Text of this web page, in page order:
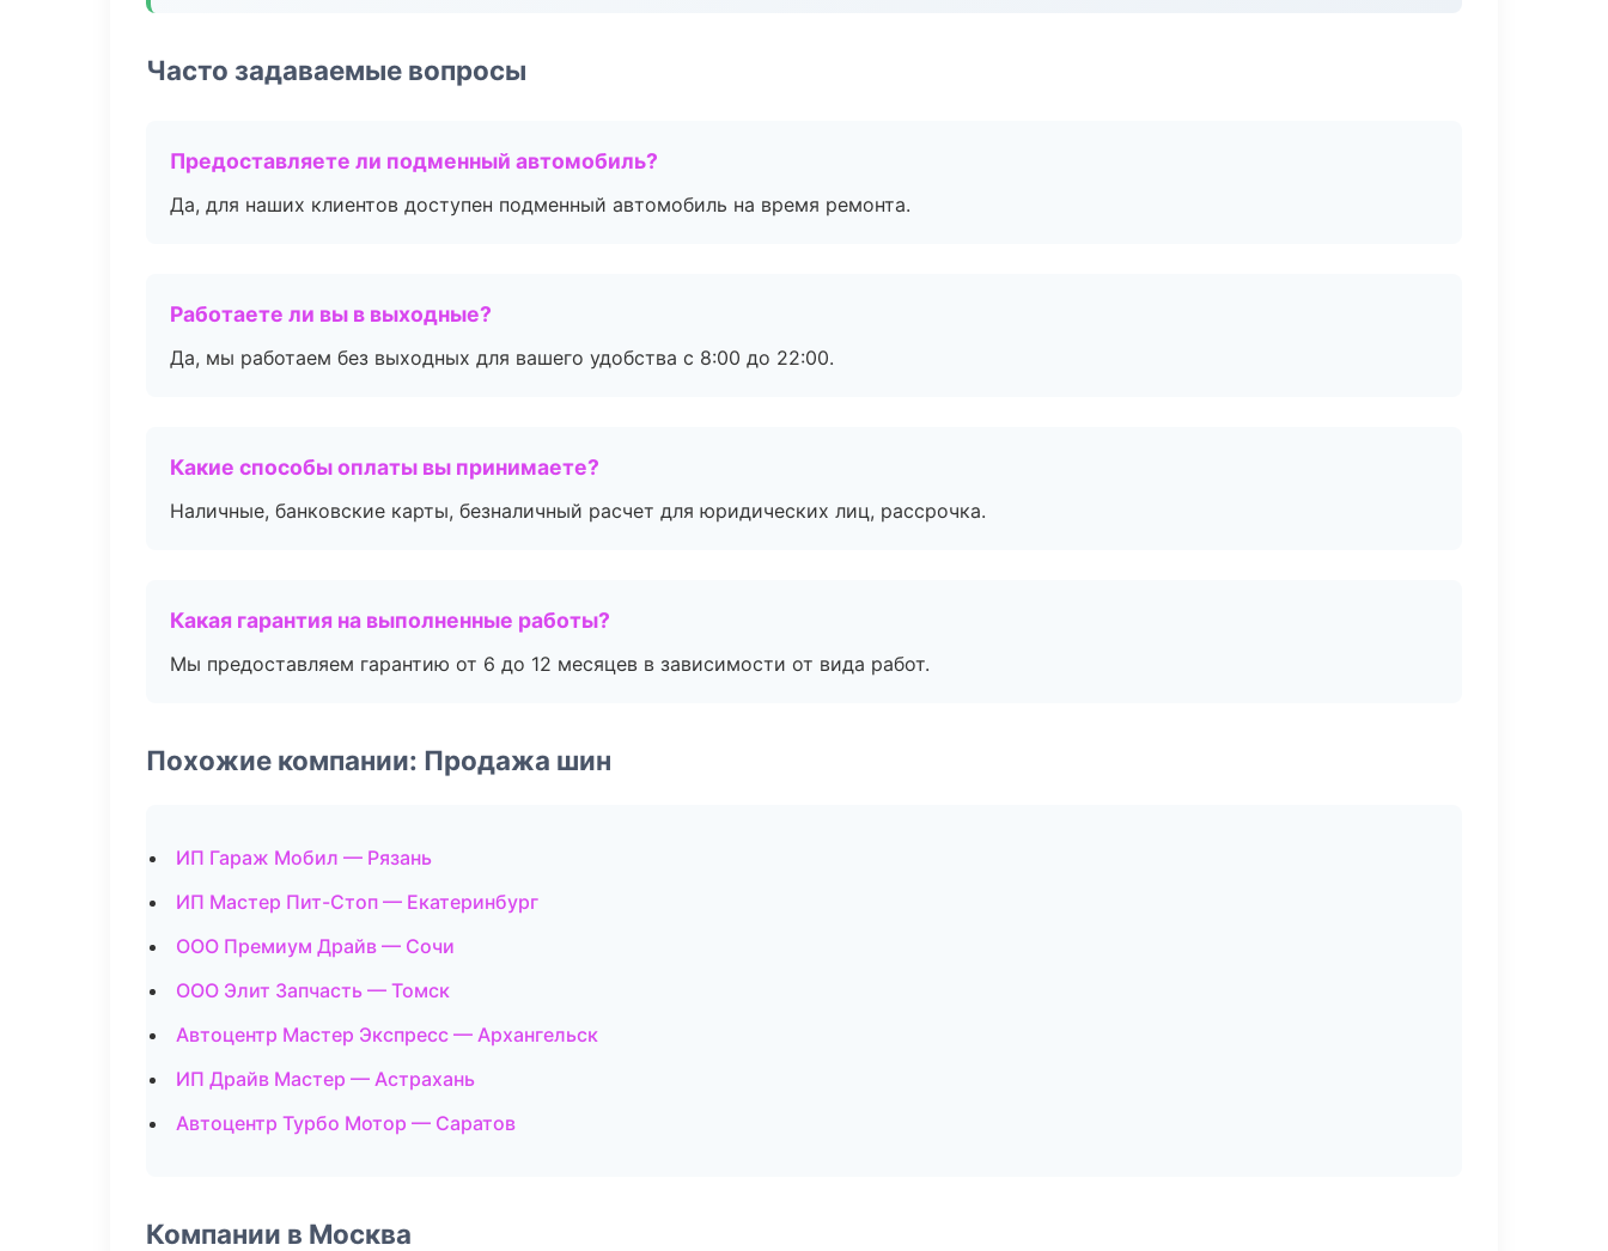
Часто задаваемые вопросы
Предоставляете ли подменный автомобиль?
Да, для наших клиентов доступен подменный автомобиль на время ремонта.
Работаете ли вы в выходные?
Да, мы работаем без выходных для вашего удобства с 8:00 до 22:00.
Какие способы оплаты вы принимаете?
Наличные, банковские карты, безналичный расчет для юридических лиц, рассрочка.
Какая гарантия на выполненные работы?
Мы предоставляем гарантию от 6 до 12 месяцев в зависимости от вида работ.
Похожие компании: Продажа шин
ИП Гараж Мобил — Рязань
ИП Мастер Пит-Стоп — Екатеринбург
ООО Премиум Драйв — Сочи
ООО Элит Запчасть — Томск
Автоцентр Мастер Экспресс — Архангельск
ИП Драйв Мастер — Астрахань
Автоцентр Турбо Мотор — Саратов
Компании в Москва